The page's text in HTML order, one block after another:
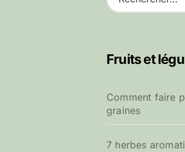
e
r
e
r
Fruits et
Comment faire
graines
7 herbes